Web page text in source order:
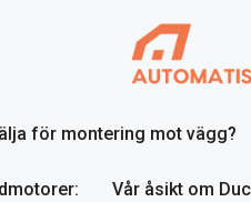
för montering mot vägg?
Vår åsikt om